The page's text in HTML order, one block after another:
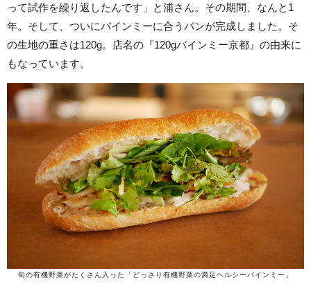
って試作を繰り返したんです」と浦さん。その期間、なんと1
年。そして、ついにバインミーに合うパンが完成しました。そ
の生地の重さは120g。店名の『120gバインミー京都』の由来に
もなっています。
旬の有機野菜がたくさん入った「どっさり有機野菜の満足ヘルシーバインミー」